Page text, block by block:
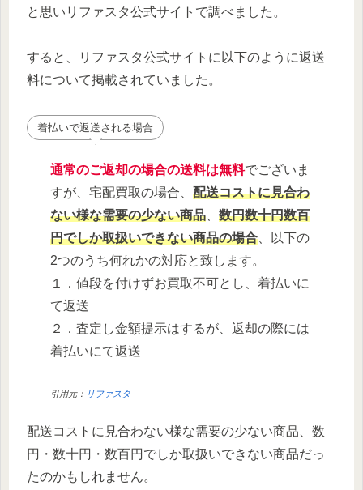
と思いリファスタ公式サイトで調べました。
すると、リファスタ公式サイトに以下のように返送
料について掲載されていました。
着払いで返送される場合
通常のご返却の場合の送料は無料でございま
すが、宅配買取の場合、 配送コストに見合わ
ない様な需要の少ない商品、 数円数十円数百
円でしか取扱いできない商品の場合、以下の
2つのうち何れかの対応と致します。
１．値段を付けずお買取不可とし、着払いに
て返送
２．査定し金額提示はするが、返却の際には
着払いにて返送
引用元： リファスタ
配送コストに見合わない様な需要の少ない商品、数
円・数十円・数百円でしか取扱いできない商品だっ
たのかもしれません。